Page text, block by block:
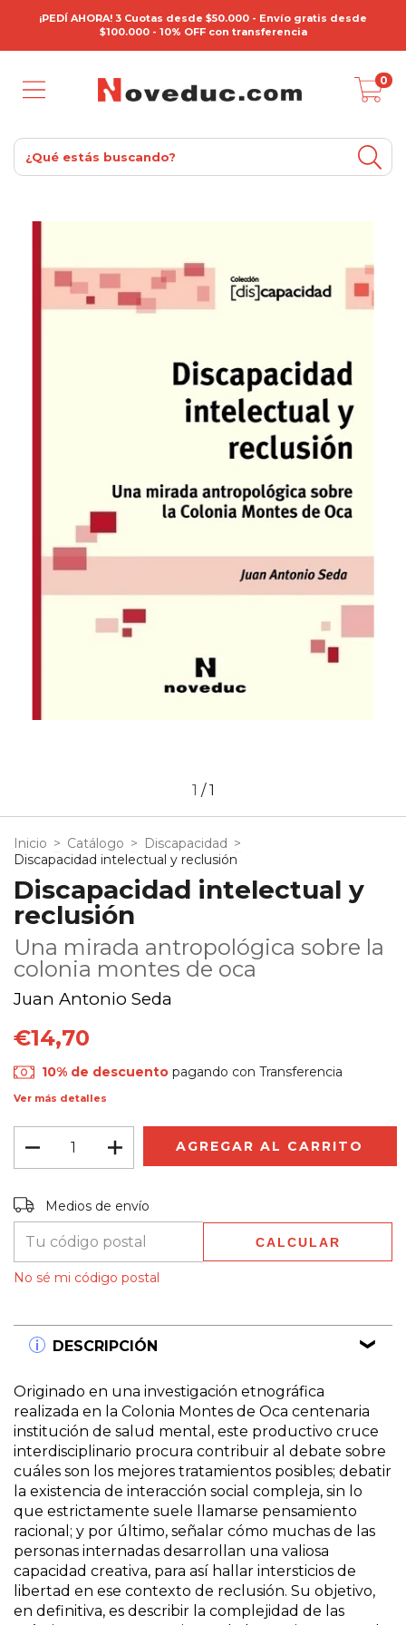
¡PEDÍ AHORA! 3 Cuotas desde $50.000 - Envío gratis desde
$100.000 - 10% OFF con transferencia
0
1 /1
Inicio > Catálogo > Discapacidad >
Discapacidad intelectual y reclusión
Discapacidad intelectual y
reclusión
Una mirada antropológica sobre la
colonia montes de oca
Juan Antonio Seda
€14,70
10% de descuento pagando con Transferencia
Ver más detalles
Entregas para el CP:
Medios de envío
CALCULAR
No sé mi código postal
DESCRIPCIÓN
Originado en una investigación etnográfica
realizada en la Colonia Montes de Oca centenaria
institución de salud mental, este productivo cruce
interdisciplinario procura contribuir al debate sobre
cuáles son los mejores tratamientos posibles; debatir
la existencia de interacción social compleja, sin lo
que estrictamente suele llamarse pensamiento
racional; y por último, señalar cómo muchas de las
personas internadas desarrollan una valiosa
capacidad creativa, para así hallar intersticios de
libertad en ese contexto de reclusión. Su objetivo,
en definitiva, es describir la complejidad de las